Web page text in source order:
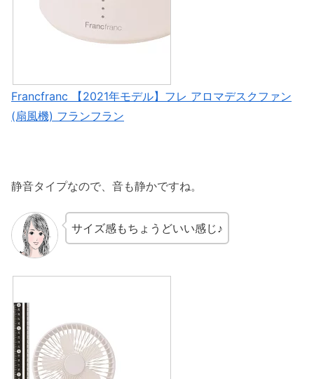
Francfranc 【2021年モデル】フレ アロマデスクファン
(扇風機) フランフラン
静音タイプなので、音も静かですね。
サイズ感もちょうどいい感じ♪